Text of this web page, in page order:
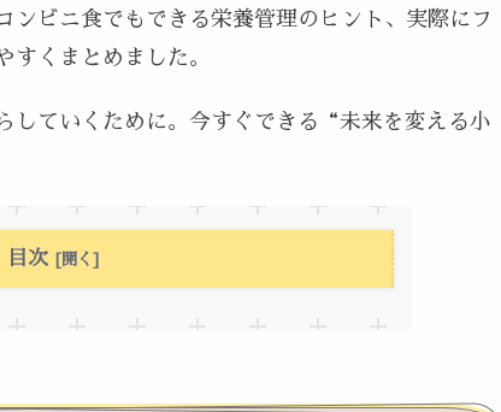
ンビニ食でもできる栄養管理のヒント、実際にフ
すくまとめました。
していくために。今すぐできる“未来を変える小
目次